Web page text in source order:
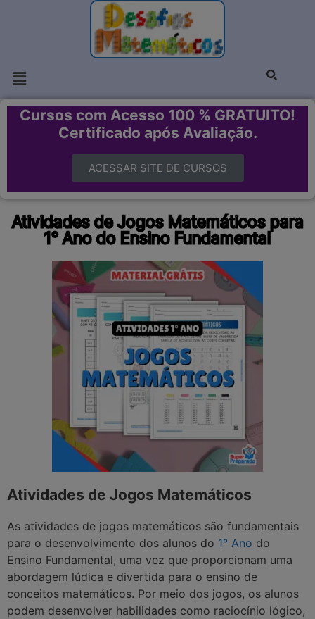
Cursos com Acesso 100 % GRATUITO!
Certificado após Avaliação.
ACESSAR SITE DE CURSOS
Atividades de Jogos Matemáticos para
1° Ano do Ensino Fundamental
Atividades de Jogos Matemáticos
As atividades de jogos matemáticos são fundamentais
para o desenvolvimento dos alunos do 1° Ano do
Ensino Fundamental, uma vez que proporcionam uma
abordagem lúdica e divertida para o ensino de
conceitos matemáticos. Por meio dos jogos, os alunos
podem desenvolver habilidades como raciocínio lógico,